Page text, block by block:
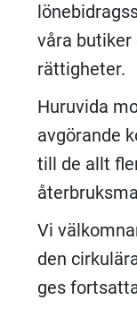
våra
rättigheter.
Huruvida
avgörande
till de allt
Vi
den
ges